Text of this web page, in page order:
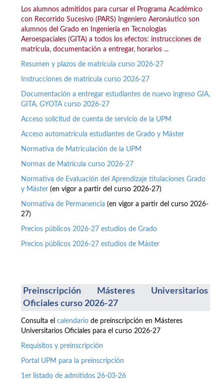
Los alumnos admitidos para cursar el Programa Académico
con Recorrido Sucesivo (PARS) Ingeniero Aeronáutico son
alumnos del Grado en Ingeniería en Tecnologías
Aeroespaciales (GITA) a todos los efectos: instrucciones de
matrícula, documentación a entregar, horarios ...
Resumen y plazos de matrícula curso 2026-27
Instrucciones de matrícula curso 2026-27
Documentación a entregar estudiantes de nuevo ingreso GIA,
GITA, GYOTA curso 2026-27
Acceso solicitud de cuenta de servicio de la UPM
Acceso automatrícula estudiantes de Grado y Máster
Normativa de Matriculación de la UPM
Normas de Matrícula curso 2026-27
Normativa de Evaluación del Aprendizaje titulaciones Grado
y Máster (en vigor a partir del curso 2026-27)
Normativa de Permanencia (en vigor a partir del curso 2026-
27)
Precios públicos 2026-27 estudios de Grado
Precios públicos 2026-27 estudios de Máster
Preinscripción Másteres Universitarios
Oficiales curso 2026-27
Consulta el calendario de preinscripción en Másteres
Universitarios Oficiales para el curso 2026-27
Requisitos y preinscripción
Portal UPM para la preinscripción
1er listado de admitidos 26-03-26